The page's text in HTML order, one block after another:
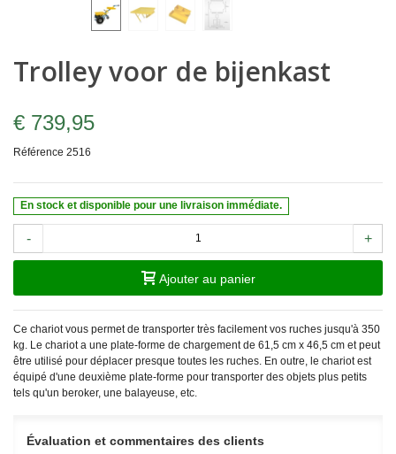
Trolley voor de bijenkast
€ 739,95
Référence 2516
En stock et disponible pour une livraison immédiate.
- +
Ajouter au panier
Ce chariot vous permet de transporter très facilement vos ruches jusqu'à 350
kg. Le chariot a une plate-forme de chargement de 61,5 cm x 46,5 cm et peut
être utilisé pour déplacer presque toutes les ruches. En outre, le chariot est
équipé d'une deuxième plate-forme pour transporter des objets plus petits
tels qu'un beroker, une balayeuse, etc.
Évaluation et commentaires des clients